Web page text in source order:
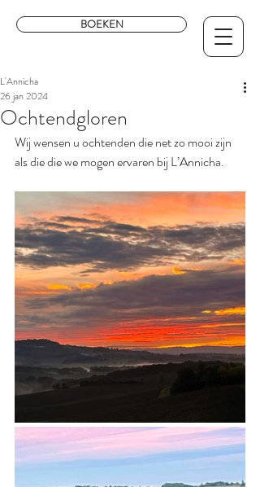
BOEKEN
Ochtendgloren
L'Annicha
26 jan 2024
Wij wensen u ochtenden die net zo mooi zijn
als die die we mogen ervaren bij L’Annicha.